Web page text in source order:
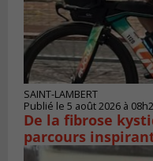
SAINT-LAMBERT
Publié le 5 août 2026 à
De la fibrose
parcours